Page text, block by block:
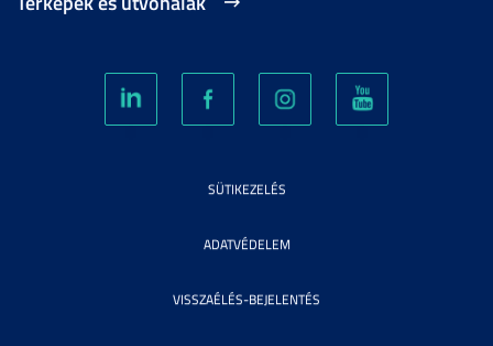
SÜTIKEZELÉS
ADATVÉDELEM
VISSZAÉLÉS-BEJELENTÉS